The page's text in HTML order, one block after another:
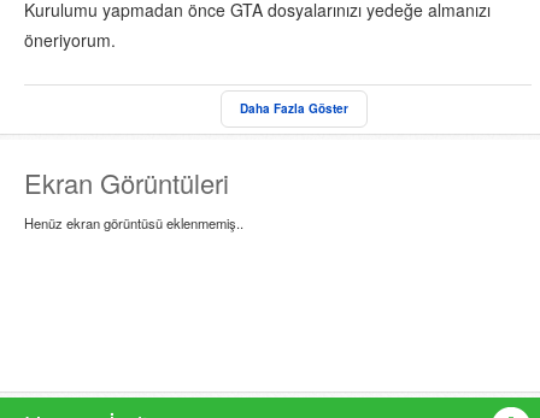
Daha Fazla Göster
Kurulumu yapmadan önce GTA dosyalarınızı yedeğe almanızı
öneriyorum.
Zip'li dosya içerisinde çıkardığınız GTA Mod Installer c4.0'ı açın.
Daha sonra içerisinde yer alan ''Continue'' seçeneğini tıklayınız.
script file) to..." olarak işleminizi yapmaya devam edin.
zaman yedek dosyayı kullanabilmeniz için yedeklemenizi
Ekran Görüntüleri
Henüz ekran görüntüsü eklenmemiş..